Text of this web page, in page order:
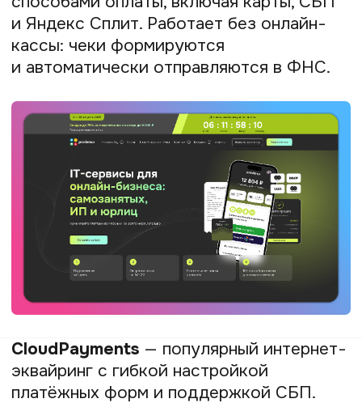
подписей. Отличается быстрым
подключением и интуитивным
интерфейсом.
— крупный оператор ЭДО
в бухгалтерские программы. Подходит
компаниям, работающим с большим
количеством контрагентов.
— решение для пользователей
1С, позволяющее обмениваться
документами прямо из программы учёта.
Удобно для автоматизации и сокращения
ошибок при переносе данных.
С 2025 года в пилотном режиме
помогает крупным заказчикам
и исполнителям повысить юридическую
документооборот.
Поиск клиентов